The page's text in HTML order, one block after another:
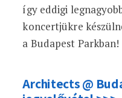
így eddigi
koncertjükre
a Budapest Parkban!
Architects @